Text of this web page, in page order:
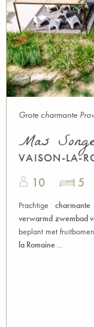
Grote charmante
Mas
VAISON-LA-
10 5
Prachtige
verwarmd zwembad
beplant met
la Romaine ...